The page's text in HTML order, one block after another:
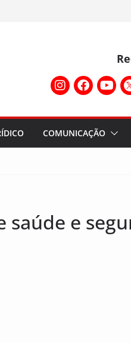
COMUNICAÇÃO
e